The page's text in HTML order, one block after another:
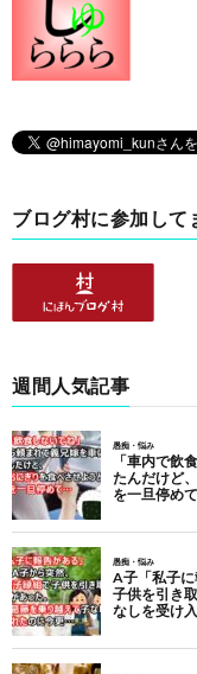
ブログ村に参加して
週間人気記事